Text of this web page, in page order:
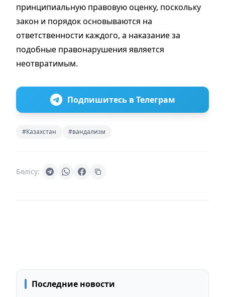
принципиальную правовую оценку, поскольку
закон и порядок основываются на
ответственности каждого, а наказание за
подобные правонарушения является
неотвратимым.
Подпишитесь в Телеграм
#Казахстан #вандализм
Бөлісу:
Последние новости